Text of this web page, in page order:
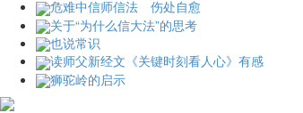
危难中信师信法 伤处自愈
关于“为什么信大法”的思考
也说常识
读师父新经文《关键时刻看人心》有感
狮驼岭的启示